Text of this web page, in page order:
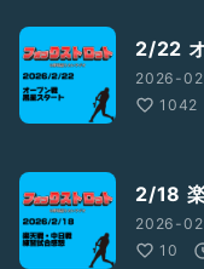
2/22
2026-
1042
2/18
2026-
10